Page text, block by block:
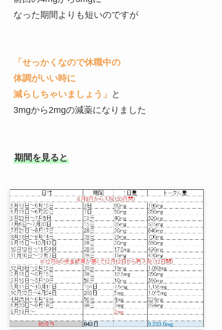
なった期間よりも短いのですが
「せっかくなので休職中の
体調がいい時に
減らしちゃいましょう」
と
3mgから2mgの減薬になりました
期間を見ると